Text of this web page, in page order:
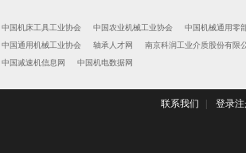
中国机床工具工业协会 中国农业机械工业协会 中国机械通用零
中国通用机械工业协会
轴承人才网 南京科润工业介质股份有限
中国减速机信息网
中国机电数据网
联系我们 登录注